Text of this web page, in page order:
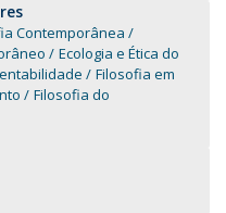
Contemporânea
Ecologia e Ética do
Filosofia em
Filosofia do